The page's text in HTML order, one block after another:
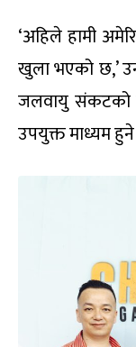
‘अहिले हामी
खुला भएको छ,’
जलवायु संकटको
उपयुक्त माध्यम